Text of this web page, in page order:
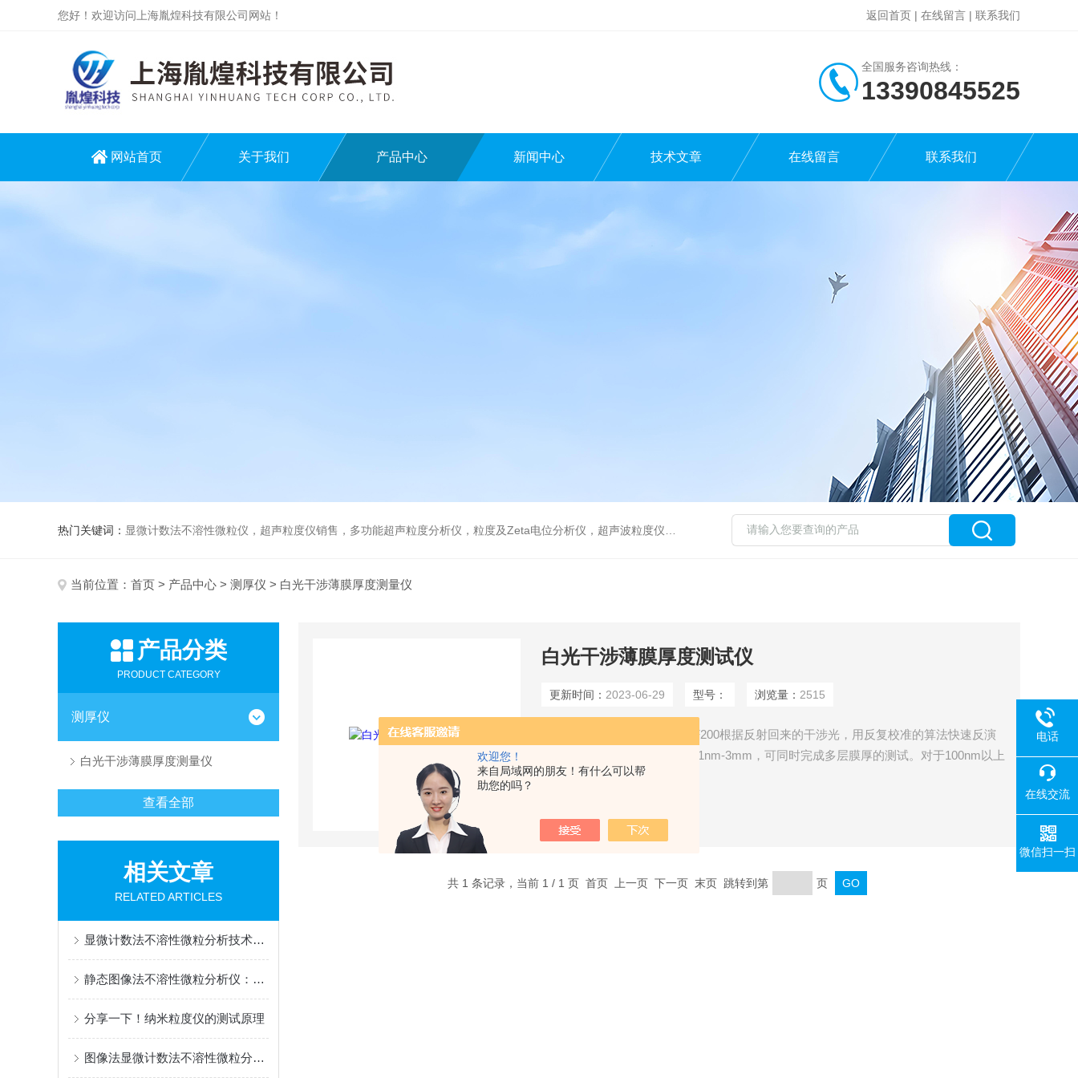
欢迎您！
来自局域网的朋友！有什么可以帮
助您的吗？
您好！欢迎访问上海胤煌科技有限公司网站！ 返回首页 | 在线留言 | 联系我们
全国服务咨询热线：
13390845525
网站首页 关于我们 产品中心 新闻中心 技术文章 在线留言 联系我们
热门关键词： 显微计数法不溶性微粒仪，超声粒度仪销售，多功能超声粒度分析仪，粒度及Zeta电位分析仪，超声波粒度仪，澄清度检查专用伞棚灯，伞棚灯，超声粒度仪超声电位分析仪
当前位置： 首页 > 产品中心 > 测厚仪 > 白光干涉薄膜厚度测量仪
产品分类
PRODUCT CATEGORY
测厚仪
白光干涉薄膜厚度测量仪
查看全部
相关文章
RELATED ARTICLES
显微计数法不溶性微粒分析技术：从PDG《Q-09》通则到实践应用
静态图像法不溶性微粒分析仪：全自动显微镜计数法的创新亮点
分享一下！纳米粒度仪的测试原理
图像法显微计数法不溶性微粒分析仪产品性能特点
白光干涉薄膜厚度测试仪
更新时间： 2023-06-29 型号： 浏览量： 2515
白光干涉薄膜厚度测试仪，TF200根据反射回来的干涉光，用反复校准的算法快速反演
计算出薄膜的厚度。测量范围1nm-3mm，可同时完成多层膜厚的测试。对于100nm以上
的薄膜，还可以测量n和k值。
共 1 条记录，当前 1 / 1 页 首页 上一页 下一页 末页 跳转到第 页
电话
在线交流
微信扫一扫